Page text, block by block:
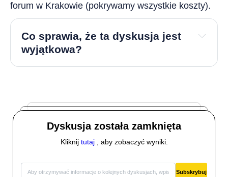
forum w Krakowie (pokrywamy wszystkie koszty).
Co sprawia, że ta dyskusja jest
wyjątkowa?